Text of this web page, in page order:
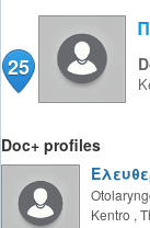
25
Doc+ profiles
Kentro ,